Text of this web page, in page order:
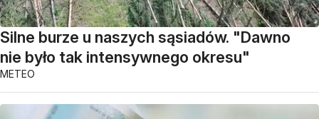
Silne burze u naszych sąsiadów. "Dawno
nie było tak intensywnego okresu"
METEO